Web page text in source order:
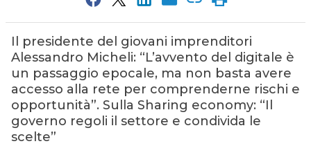
Il presidente del giovani imprenditori
Alessandro Micheli: “L’avvento del digitale è
un passaggio epocale, ma non basta avere
accesso alla rete per comprenderne rischi e
opportunità”. Sulla Sharing economy: “Il
governo regoli il settore e condivida le
scelte”